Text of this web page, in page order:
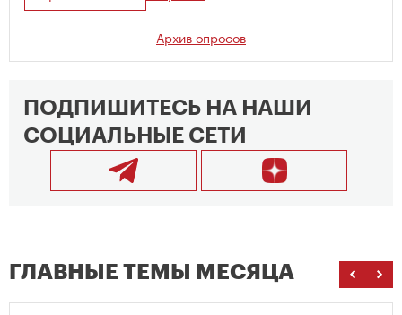
Архив опросов
ПОДПИШИТЕСЬ НА НАШИ
СОЦИАЛЬНЫЕ СЕТИ
ГЛАВНЫЕ ТЕМЫ МЕСЯЦА